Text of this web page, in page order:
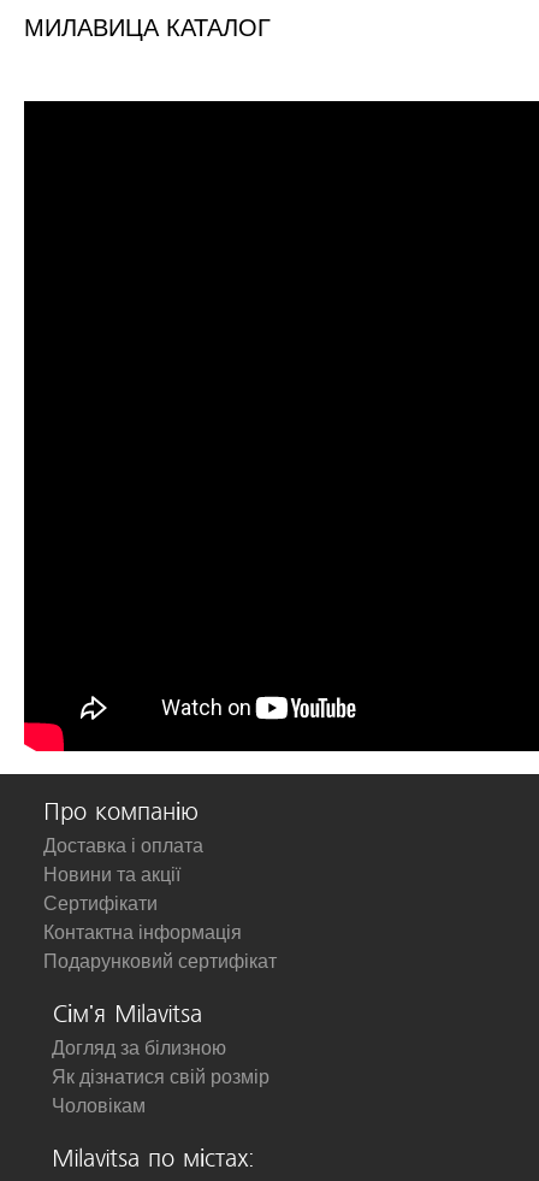
МИЛАВИЦА КАТАЛОГ
Про компанію
Доставка і оплата
Новини та акції
Сертифікати
Контактна інформація
Подарунковий сертифікат
Сім'я Milavitsa
Догляд за білизною
Як дізнатися свій розмір
Чоловікам
Milavitsa по містах: